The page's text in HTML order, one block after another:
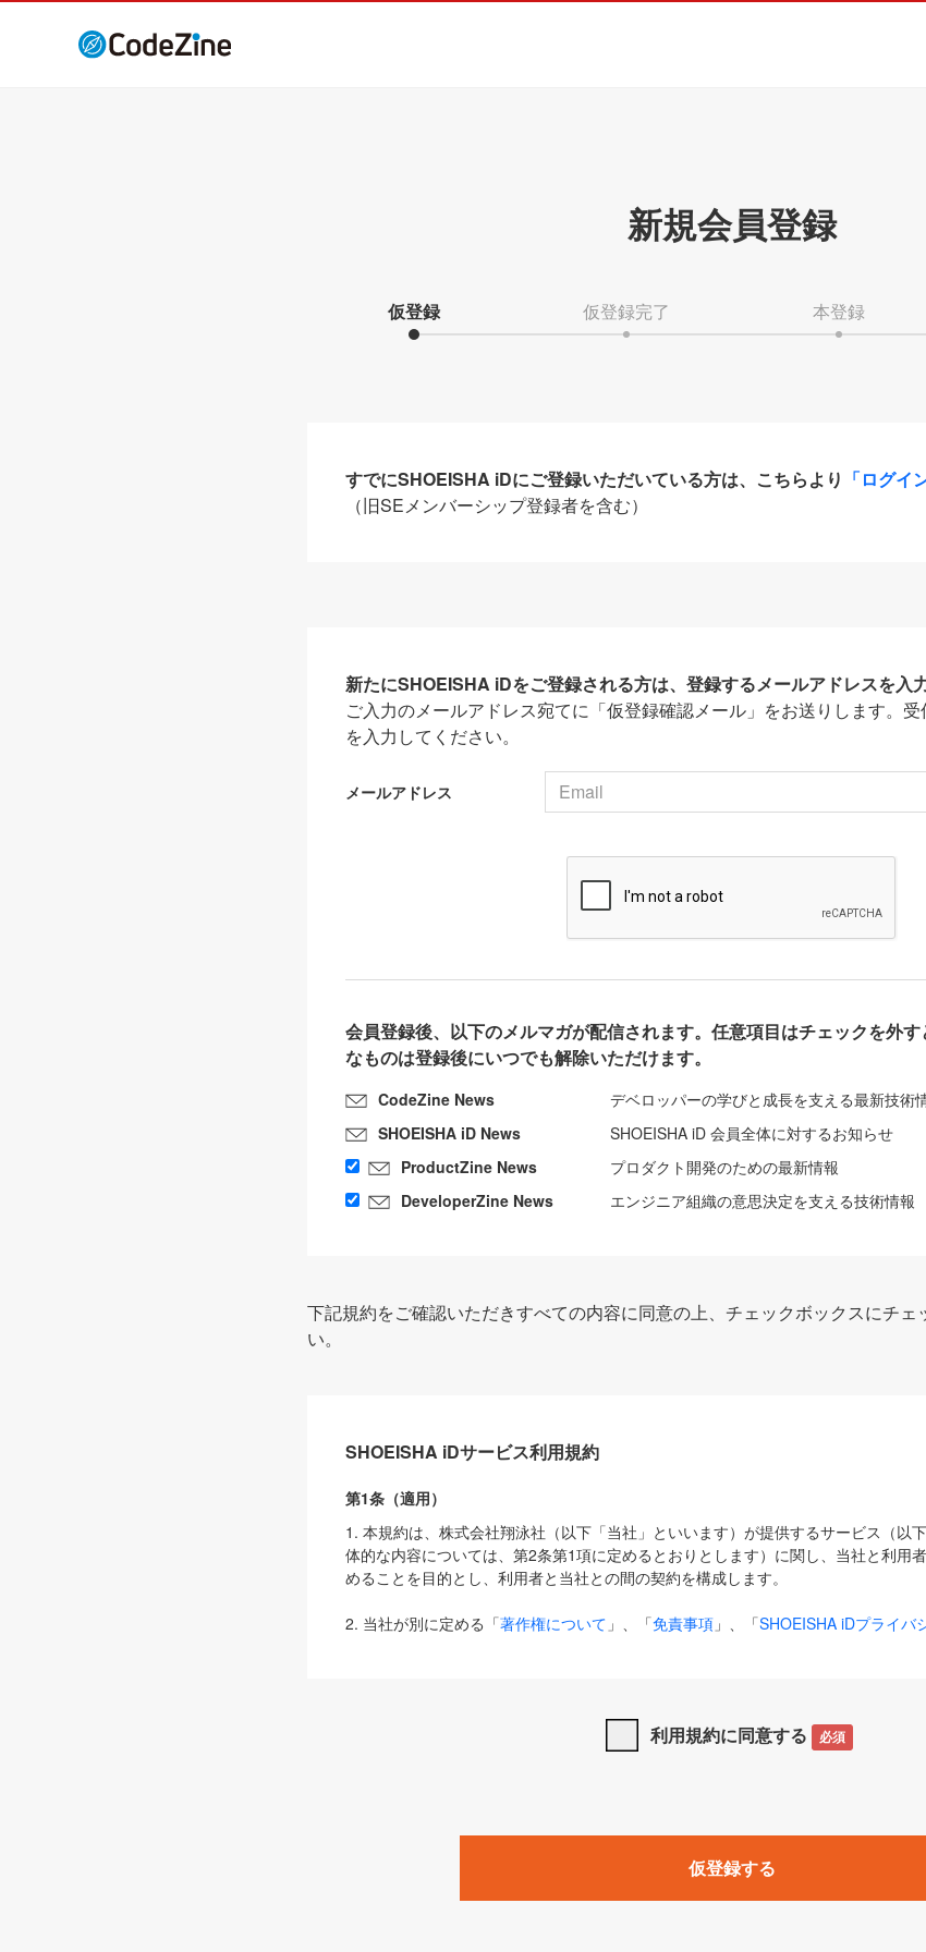
新規会員登録
仮登録 仮登録完了 本登録
すでにSHOEISHA iDにご登録いただいている方は、こちらより 「ログイ
（旧SEメンバーシップ登録者を含む）
新たにSHOEISHA iDをご登録される方は、登録するメールアドレスを入
ご入力のメールアドレス宛てに「仮登録確認メール」をお送りします。
を入力してください。
メールアドレス
会員登録後、以下のメルマガが配信されます。任意項目はチェックを外
なものは登録後にいつでも解除いただけます。
CodeZine News
デベロッパーの学びと成長を支える最新技術
SHOEISHA iD News
SHOEISHA iD 会員全体に対するお知らせ
ProductZine News
プロダクト開発のための最新情報
DeveloperZine News
エンジニア組織の意思決定を支える技術情報
下記規約をご確認いただきすべての内容に同意の上、チェックボックスにチェ
い。
SHOEISHA iDサービス利用規約
第1条（適用）
1. 本規約は、株式会社翔泳社（以下「当社」といいます）が提供するサービス（以
体的な内容については、第2条第1項に定めるとおりとします）に関し、当社と利用
めることを目的とし、利用者と当社との間の契約を構成します。
2. 当社が別に定める「著作権について 」、「免責事項 」、「SHOEISHA iDプライバ
は、本規約の規定が優先して適用されるものとします。
1. 「本サービス」とは、当社が提供する以下のサービス（名称や内容が変更された
みます）及びこれらサービスに関連して当社が実施するイベントやキャンペーンをい
「SEBook」「SEShop」「CodeZine」「MarkeZine」「EnterpriseZine」「ECzine
利用規約に同意する 必須
仮登録する